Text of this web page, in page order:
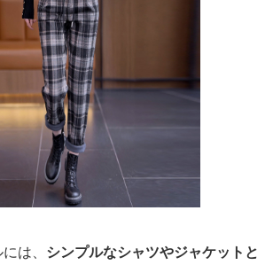
は、 シンプルなシャツやジャケットと